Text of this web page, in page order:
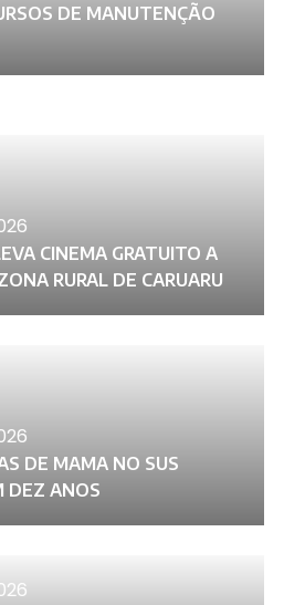
DE MANUTENÇÃO
CINEMA GRATUITO A
RURAL DE CARUARU
DE MAMA NO SUS
DEZ ANOS